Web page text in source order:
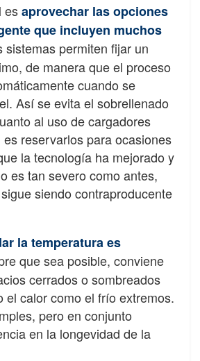
esaprovechar las opciones
que incluyen muchos
sistemas permiten fijar un
de manera que el proceso
cuando se
Así se evita el sobrellenado
al uso de cargadores
reservarlos para ocasiones
la tecnología ha mejorado y
es tan severo como antes,
siendo contraproducente
la temperatura es
que sea posible, conviene
cerrados o sombreados
el calor como el frío extremos.
pero en conjunto
en la longevidad de la